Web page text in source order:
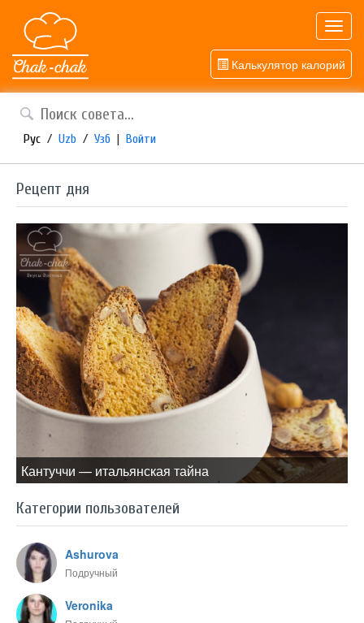
Калькулятор калорий
Рус / Uzb / Узб | Войти
Рецепт дня
Кантуччи — итальянская тайна
Категории пользователей
Ashurova
Подручный
Veronika